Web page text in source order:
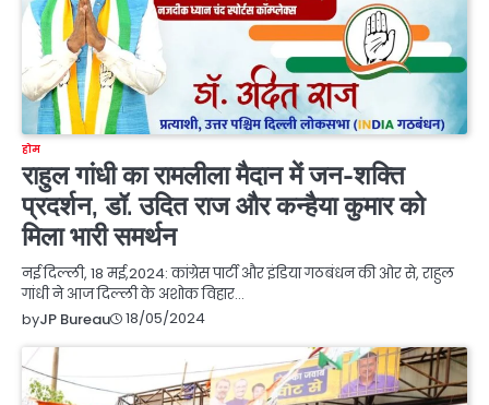
होम
राहुल गांधी का रामलीला मैदान में जन-शक्ति
प्रदर्शन, डॉ. उदित राज और कन्हैया कुमार को
मिला भारी समर्थन
नई दिल्ली, 18 मई,2024: कांग्रेस पार्टी और इंडिया गठबंधन की ओर से, राहुल
गांधी ने आज दिल्ली के अशोक विहार…
byJP Bureau 18/05/2024